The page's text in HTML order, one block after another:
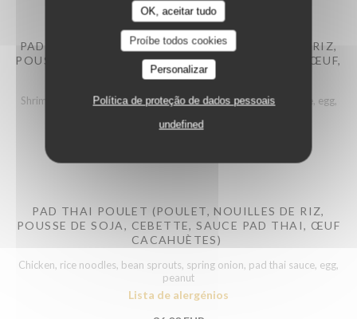
OK, aceitar tudo
Proíbe todos cookies
Personalizar
Política de proteção de dados pessoais
undefined
PAD THAI CREVETTE (CREVETTE, NOUILLE DE RIZ,
POUSSE DE SOJA, CEBETTE, SAUCE PAD THAI, ŒUF,
CACAHUÈTES)
Shrimp, rice noodles, bean sprouts, spring onion, pad thai sauce, egg,
Lista de alergénios
PAD THAI POULET (POULET, NOUILLES DE RIZ,
POUSSE DE SOJA, CEBETTE, SAUCE PAD THAI, ŒUF
CACAHUÈTES)
Chicken, rice noodles, bean sprouts, spring onion, pad thai sauce, egg,
peanut
Lista de alergénios